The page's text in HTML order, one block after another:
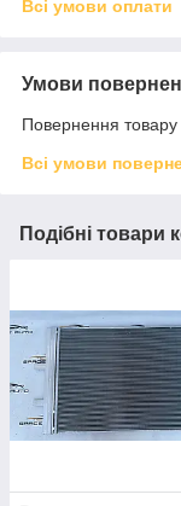
Всі умови оплати
Умови
Повернення товару
Всі умови
Подібні товари